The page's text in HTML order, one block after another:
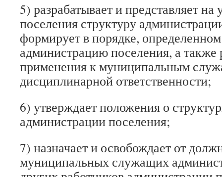
5) разрабатывает и представляет
поселения структуру
формирует в порядке,
администрацию поселения, а
применения к муниципальным
дисциплинарной ответственности;
6) утверждает положения о
администрации поселения;
7) назначает и освобождает от
муниципальных служащих